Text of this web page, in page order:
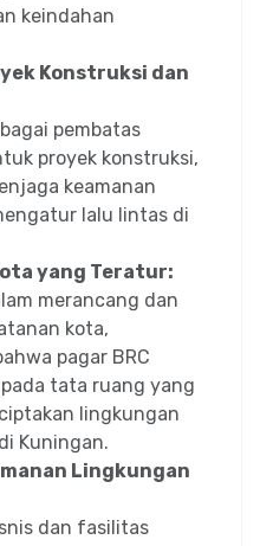
keindahan
Konstruksi dan
pembatas
proyek konstruksi,
keamanan
lalu lintas di
yang Teratur:
merancang dan
kota,
pagar BRC
tata ruang yang
lingkungan
Kuningan.
Lingkungan
dan fasilitas